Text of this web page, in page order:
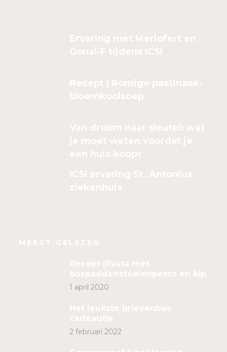
Ervaring met Meriofert en
Gonal-F tijdens ICSI
Recept | Romige pastinaak-
bloemkoolsoep
Van droom naar sleutel: wat
je moet weten voordat je
een huis koopt
ICSI ervaring St. Antonius
ziekenhuis
MEEST GELEZEN
Recept |Pasta met
bospaddenstoelenpesto en kip
1 april 2020
Het leukste brievenbus
cadeautje
2 februari 2022